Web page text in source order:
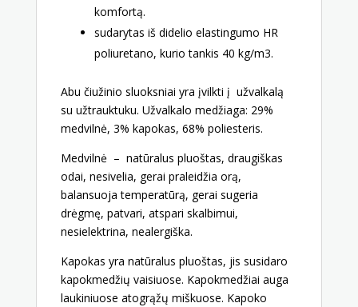
komfortą.
sudarytas iš didelio elastingumo HR
poliuretano, kurio tankis 40 kg/m3.
Abu čiužinio sluoksniai yra įvilkti į užvalkalą
su užtrauktuku. Užvalkalo medžiaga: 29%
medvilnė, 3% kapokas, 68% poliesteris.
Medvilnė – natūralus pluoštas, draugiškas
odai, nesivelia, gerai praleidžia orą,
balansuoja temperatūrą, gerai sugeria
drėgmę, patvari, atspari skalbimui,
nesielektrina, nealergiška.
Kapokas yra natūralus pluoštas, jis susidaro
kapokmedžių vaisiuose. Kapokmedžiai auga
laukiniuose atogrąžų miškuose. Kapoko